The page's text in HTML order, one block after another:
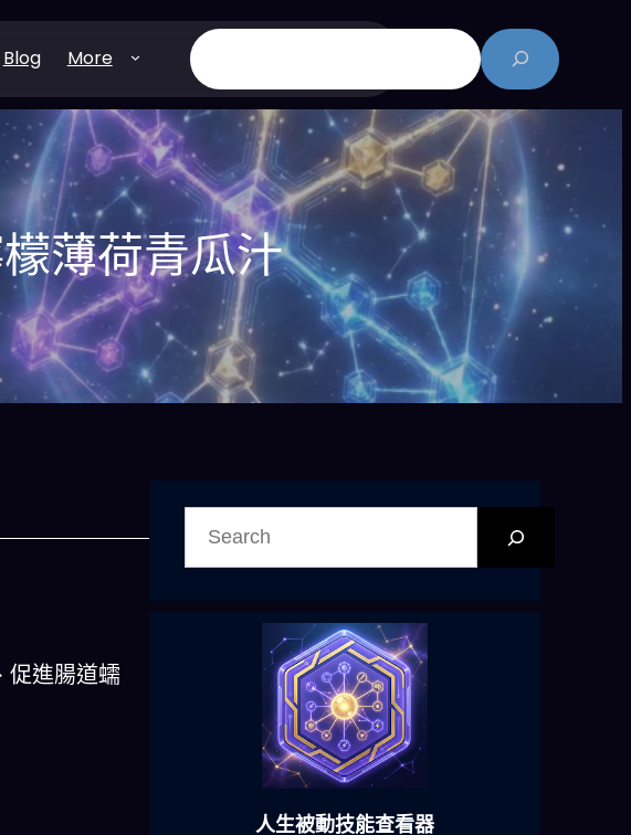
Blog More
搜
尋
薄荷青瓜汁
促進腸道蠕
人生被動技能查看器